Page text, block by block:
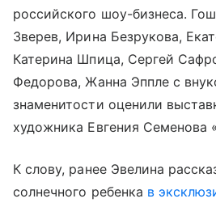
российского шоу-бизнеса.
Зверев, Ирина Безрукова,
Катерина Шпица, Сергей
Федорова, Жанна Эппле с
знаменитости оценили
художника Евгения
К слову, ранее Эвелина
солнечного ребенка в